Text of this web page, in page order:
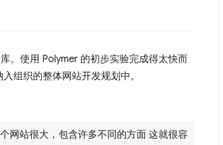
。使用 Polymer 的初步实验完成得太快而
组织的整体网站开发规划中。
网站很大，包含许多不同的方面 这就很容